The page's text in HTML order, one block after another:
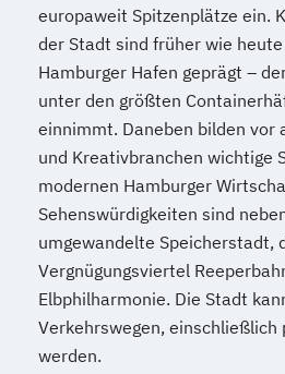
europaweit Spitzenplätze ein.
der Stadt sind früher wie
Hamburger Hafen geprägt –
unter den größten
einnimmt. Daneben bilden vor
und Kreativbranchen wichtige
modernen Hamburger
Sehenswürdigkeiten sind
umgewandelte Speicherstadt,
Vergnügungsviertel
Elbphilharmonie. Die Stadt
Verkehrswegen,
werden.